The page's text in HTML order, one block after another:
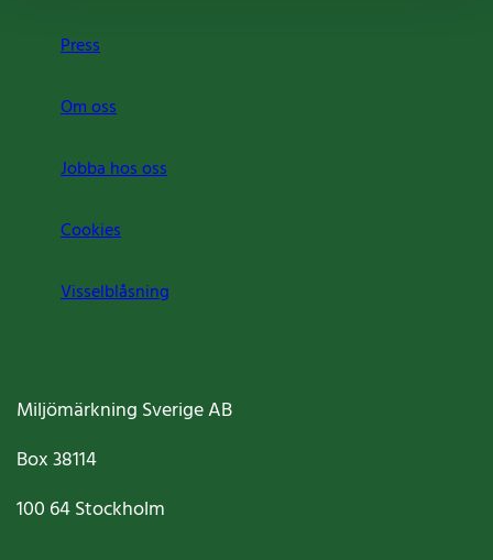
Press
Om oss
Jobba hos oss
Cookies
Visselblåsning
Miljömärkning Sverige AB
Box38114
100 64Stockholm